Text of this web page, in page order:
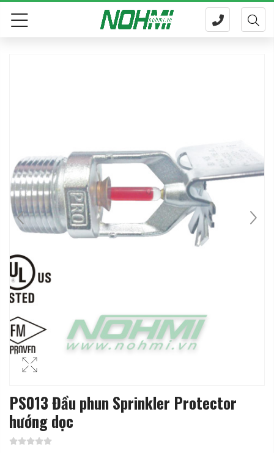
PS013 Đầu phun Sprinkler Protector
hướng dọc